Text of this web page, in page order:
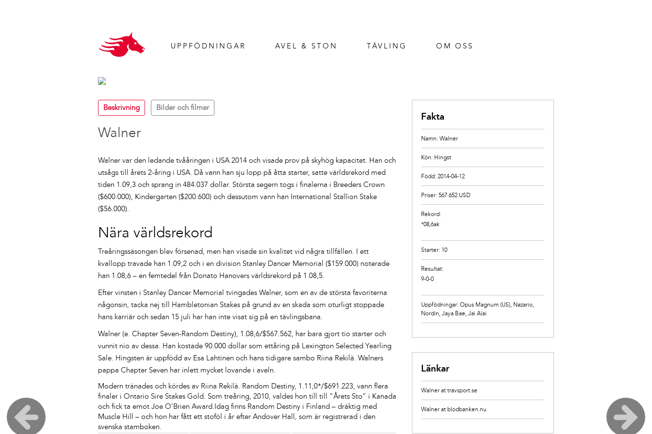
UPPFÖDNINGAR AVEL & STON TÄVLING OM OSS
Beskrivning Bilder och filmer
Walner
Walner var den ledande tvååringen i USA 2014 och visade prov på skyhög kapacitet. Han och
utsågs till årets 2-åring i USA. Då vann han sju lopp på åtta starter, satte världsrekord med
tiden 1.09,3 och sprang in 484.037 dollar. Största segern togs i finalerna i Breeders Crown
($600.000), Kindergarten ($200.600) och dessutom vann han International Stallion Stake
($56.000).
Nära världsrekord
Treåringssäsongen blev försenad, men han visade sin kvalitet vid några tillfällen. I ett
kvallopp travade han 1.09,2 och i en division Stanley Dancer Memorial ($159.000) noterade
han 1.08,6 – en femtedel från Donato Hanovers världsrekord på 1.08,5.
Efter vinsten i Stanley Dancer Memorial tvingades Walner, som en av de största favoriterna
någonsin, tacka nej till Hambletonian Stakes på grund av en skada som oturligt stoppade
hans karriär och sedan 15 juli har han inte visat sig på en tävlingsbana.
Walner (e. Chapter Seven-Random Destiny), 1.08,6/$567.562, har bara gjort tio starter och
vunnit nio av dessa. Han kostade 90.000 dollar som ettåring på Lexington Selected Yearling
Sale. Hingsten är uppfödd av Esa Lahtinen och hans tidigare sambo Riina Rekilä. Walners
pappa Chapter Seven har inlett mycket lovande i aveln.
Modern tränades och kördes av Riina Rekilä. Random Destiny, 1.11,0*/$691.223, vann flera
finaler i Ontario Sire Stakes Gold. Som treåring, 2010, valdes hon till till ”Årets Sto” i Kanada
och fick ta emot Joe O’Brien Award.Idag finns Random Destiny i Finland – dräktig med
Muscle Hill – och hon har fått ett stoföl i år efter Andover Hall, som är registrerad i den
svenska stamboken.
Fakta
Namn: Walner
Kön: Hingst
Född: 2014-04-12
Priser: 567.652 USD
Rekord:
*08,6ak
Starter: 10
Resultat:
9-0-0
Uppfödningar:Opus Magnum (US) Nazario
Nordin ,Jaya Bae ,Jai Alai
Länkar
Walner at travsport.se
Walner at blodbanken.nu